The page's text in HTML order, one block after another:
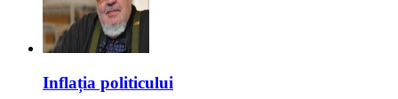
Inflația politicului